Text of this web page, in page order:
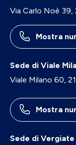
Via Carlo Noè 39,
Mostra
Sede di Viale
Viale Milano 60,
Mostra
Sede di Vergiate